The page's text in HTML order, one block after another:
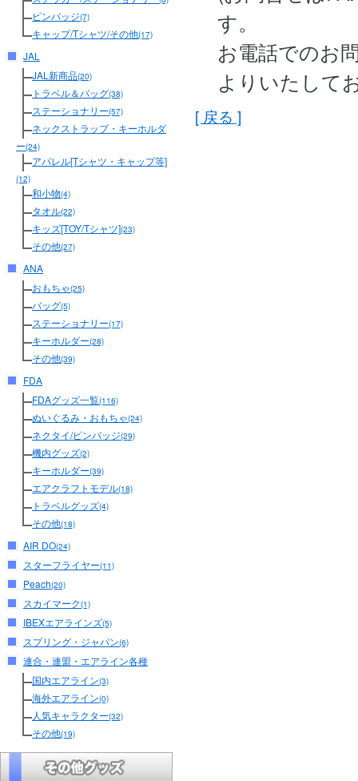
ピンバッジ(7)
キャップ/Tシャツ/その他(17)
JAL
JAL新商品(20)
トラベル＆バッグ(38)
ステーショナリー(57)
ネックストラップ・キーホルダ
ー(24)
アパレル[Tシャツ・キャップ等]
(12)
和小物(4)
タオル(22)
キッズ[TOY/Tシャツ](23)
その他(27)
ANA
おもちゃ(25)
バッグ(5)
ステーショナリー(17)
キーホルダー(28)
その他(39)
FDA
FDAグッズ一覧(116)
ぬいぐるみ・おもちゃ(24)
ネクタイ/ピンバッジ(29)
機内グッズ(2)
キーホルダー(39)
エアクラフトモデル(18)
トラベルグッズ(4)
その他(18)
AIR DO(24)
スターフライヤー(11)
Peach(20)
スカイマーク(1)
IBEXエアラインズ(5)
スプリング・ジャパン(6)
連合・連盟・エアライン各種
国内エアライン(3)
海外エアライン(0)
人気キャラクター(32)
その他(19)
す。
お電話でのお
よりいたして
[ 戻る ]